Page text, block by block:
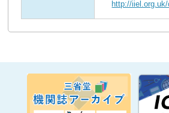
http://